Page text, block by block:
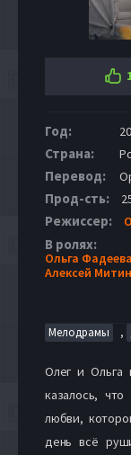
Год:
Страна:
Перевод:
Прод-сть:
Режиссер:
В ролях:
Ольга
Алексей
Мелодрамы ,
Олег и Ольга
казалось,
любви,
день всё